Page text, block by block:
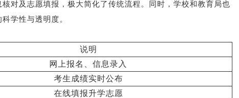
对及志愿填报，极大简化了传统流程。同时，学校和教育局也
学性与透明度。
说明
网上报名、信息录入
考生成绩实时公布
在线填报升学志愿